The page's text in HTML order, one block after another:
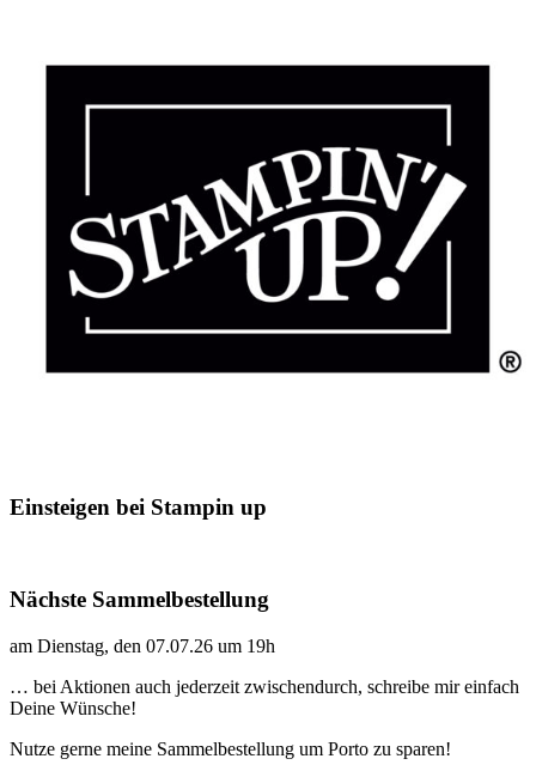
Einsteigen bei Stampin up
Nächste Sammelbestellung
am Dienstag, den 07.07.26 um 19h
… bei Aktionen auch jederzeit zwischendurch, schreibe mir einfach
Deine Wünsche!
Nutze gerne meine Sammelbestellung um Porto zu sparen!